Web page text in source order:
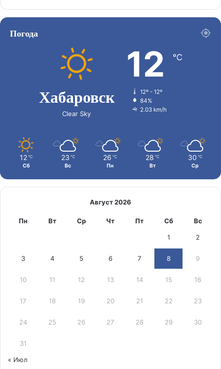
Погода
Хабаровск
Clear Sky
12 ℃
12º - 12º
84%
2.03 km/h
12 ℃
Сб
23 ℃
Вс
26 ℃
Пн
28 ℃
Вт
30 ℃
Ср
Август 2026
Пн Вт Ср Чт Пт Сб Вс
1 2
3 4 5 6 7 8 9
10 11 12 13 14 15 16
17 18 19 20 21 22 23
24 25 26 27 28 29 30
31
« Июл